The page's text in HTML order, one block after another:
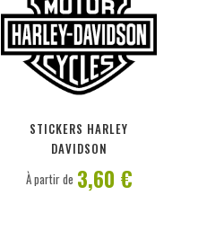
STICKERS HARLEY
DAVIDSON
À partir de 3,60 €